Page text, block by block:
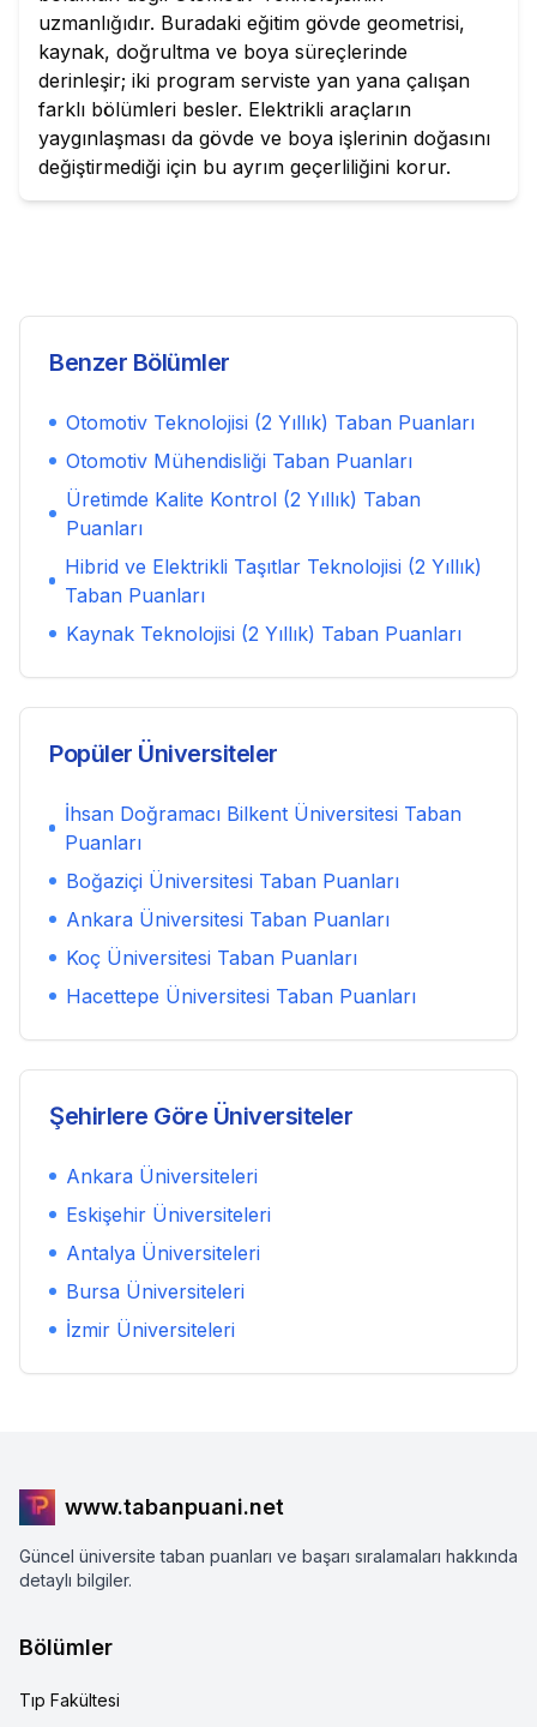
uzmanlığıdır. Buradaki eğitim gövde geometrisi,
kaynak, doğrultma ve boya süreçlerinde
derinleşir; iki program serviste yan yana çalışan
farklı bölümleri besler. Elektrikli araçların
yaygınlaşması da gövde ve boya işlerinin doğasını
değiştirmediği için bu ayrım geçerliliğini korur.
Benzer Bölümler
Otomotiv Teknolojisi (2 Yıllık) Taban Puanları
Otomotiv Mühendisliği Taban Puanları
Üretimde Kalite Kontrol (2 Yıllık) Taban
Puanları
Hibrid ve Elektrikli Taşıtlar Teknolojisi (2 Yıllık)
Taban Puanları
Kaynak Teknolojisi (2 Yıllık) Taban Puanları
Popüler Üniversiteler
İhsan Doğramacı Bilkent Üniversitesi Taban
Puanları
Boğaziçi Üniversitesi Taban Puanları
Ankara Üniversitesi Taban Puanları
Koç Üniversitesi Taban Puanları
Hacettepe Üniversitesi Taban Puanları
Şehirlere Göre Üniversiteler
Ankara Üniversiteleri
Eskişehir Üniversiteleri
Antalya Üniversiteleri
Bursa Üniversiteleri
İzmir Üniversiteleri
www.tabanpuani.net
Güncel üniversite taban puanları ve başarı sıralamaları hakkında
detaylı bilgiler.
Bölümler
Tıp Fakültesi